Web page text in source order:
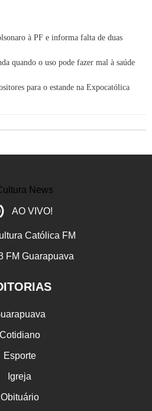
à PF e informa falta de duas
quando o uso pode fazer mal à saúde
para o estande na Expocatólica
AO VIVO!
Católica FM
FM Guarapuava
Cotidiano
Esporte
Igreja
Obituário